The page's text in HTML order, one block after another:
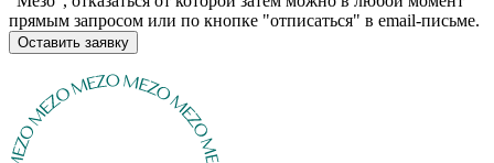
прямым запросом или по кнопке "отписаться" в email-письме.
Оставить заявку